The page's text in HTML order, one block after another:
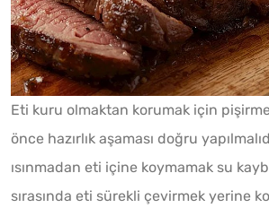
Eti kuru olmaktan korumak için
önce hazırlık aşaması doğru
ısınmadan eti içine koymamak su
sırasında eti sürekli çevirmek yerine